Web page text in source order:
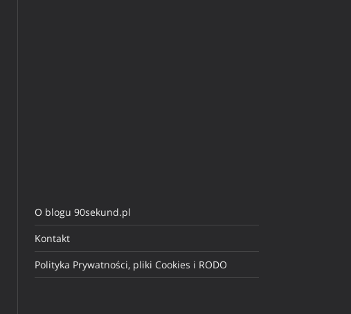
O blogu 90sekund.pl
Kontakt
Polityka Prywatności, pliki Cookies i RODO